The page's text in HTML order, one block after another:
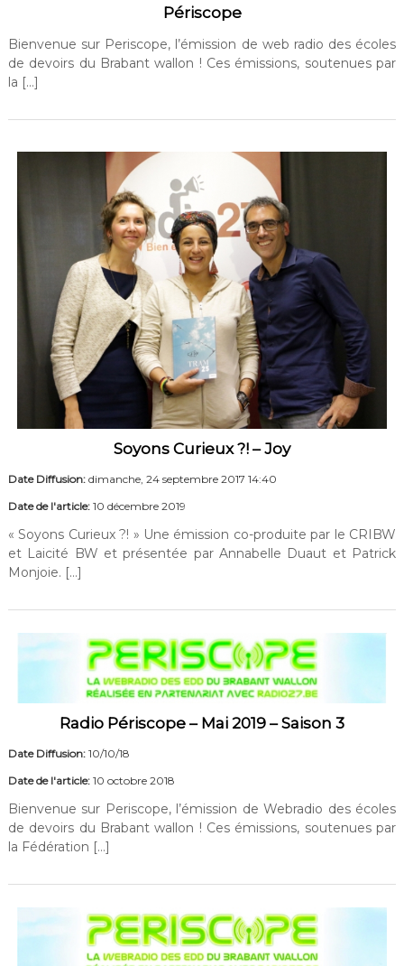
Périscope
Bienvenue sur Periscope, l’émission de web radio des écoles
de devoirs du Brabant wallon ! Ces émissions, soutenues par
la […]
Soyons Curieux ?! – Joy
Date Diffusion:dimanche, 24 septembre 2017 14:40
Date de l'article:10 décembre 2019
« Soyons Curieux ?! » Une émission co-produite par le CRIBW
et Laicité BW et présentée par Annabelle Duaut et Patrick
Monjoie. […]
Radio Périscope – Mai 2019 – Saison 3
Date Diffusion:10/10/18
Date de l'article:10 octobre 2018
Bienvenue sur Periscope, l’émission de Webradio des écoles
de devoirs du Brabant wallon ! Ces émissions, soutenues par
la Fédération […]